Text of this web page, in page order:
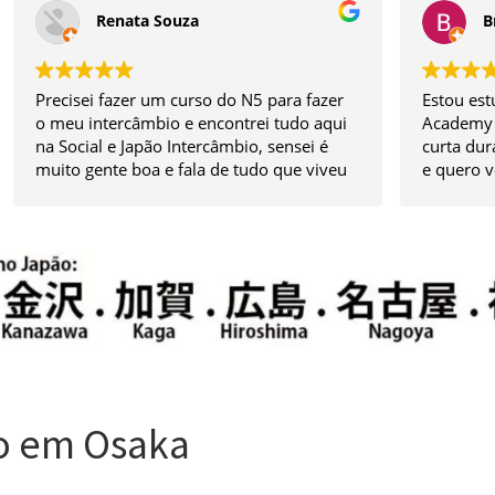
Bruno Cardoso
Estou estudando na escola Human
Academy fazendo um intercâmbio de
curta duração, a escola é bem localizada
e quero voltar posteriormente, a única
em Osaka